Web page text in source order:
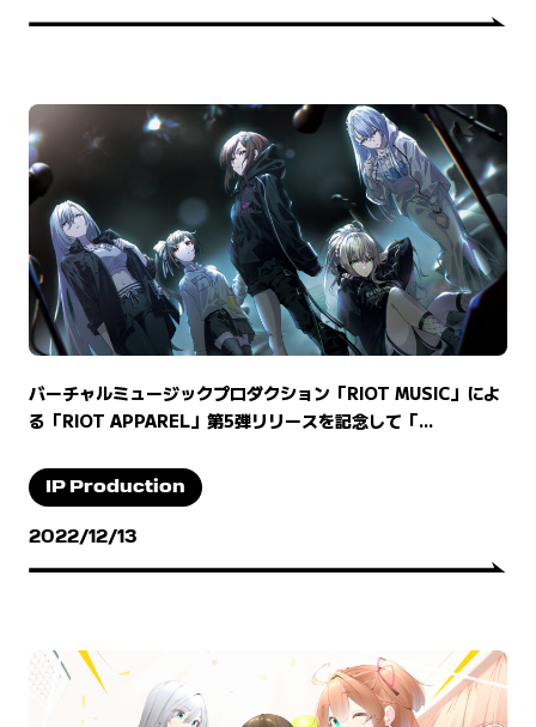
バーチャルミュージックプロダクション「RIOT MUSIC」によ
る「RIOT APPAREL」第5弾リリースを記念して「...
IP Production
2022/12/13